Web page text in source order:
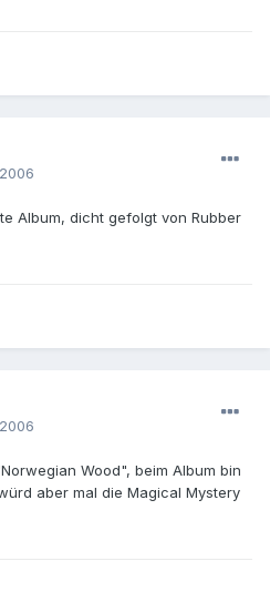
Album, dicht gefolgt von Rubber
Wood", beim Album bin
aber mal die Magical Mystery